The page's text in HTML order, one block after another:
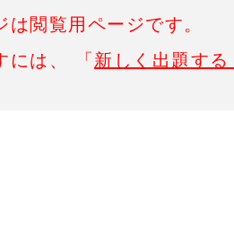
は閲覧用ページです。
には、 「 新しく出題する